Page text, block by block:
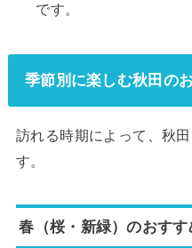
です。
季節別に楽しむ秋田の
訪れる時期によって、秋
す。
春（桜・新緑）のおす